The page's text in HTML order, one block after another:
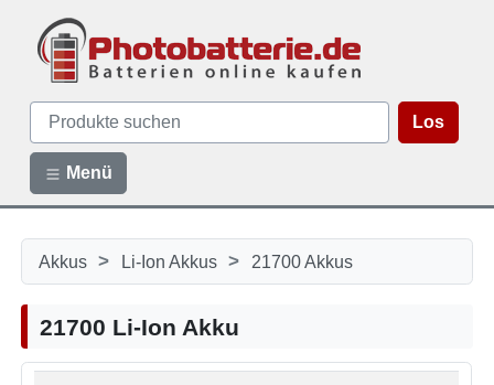
Los
Menü
Akkus > Li-Ion Akkus > 21700 Akkus
21700 Li-Ion Akku